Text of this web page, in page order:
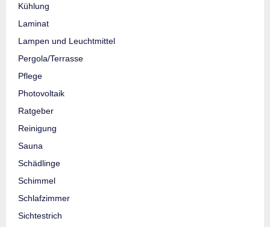
Kühlung
Laminat
Lampen und Leuchtmittel
Pergola/Terrasse
Pflege
Photovoltaik
Ratgeber
Reinigung
Sauna
Schädlinge
Schimmel
Schlafzimmer
Sichtestrich